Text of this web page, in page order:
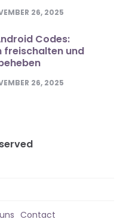
26, 2025
Codes:
freischalten und
26, 2025
Contact